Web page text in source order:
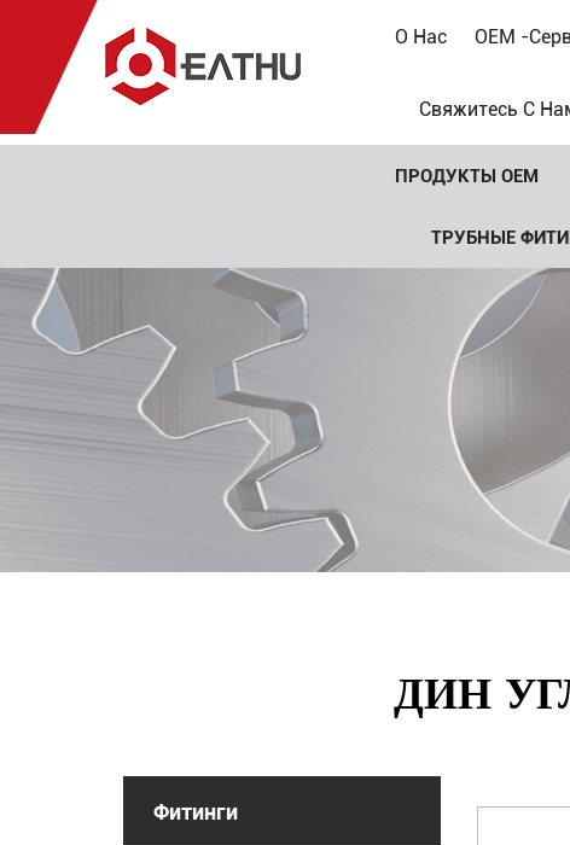
О Нас OEM -
Свяжитесь С
ПРОДУКТЫ OEM
ТРУБНЫЕ
ДИН
Фитинги